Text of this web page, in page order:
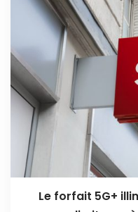
Le forfait 5G+